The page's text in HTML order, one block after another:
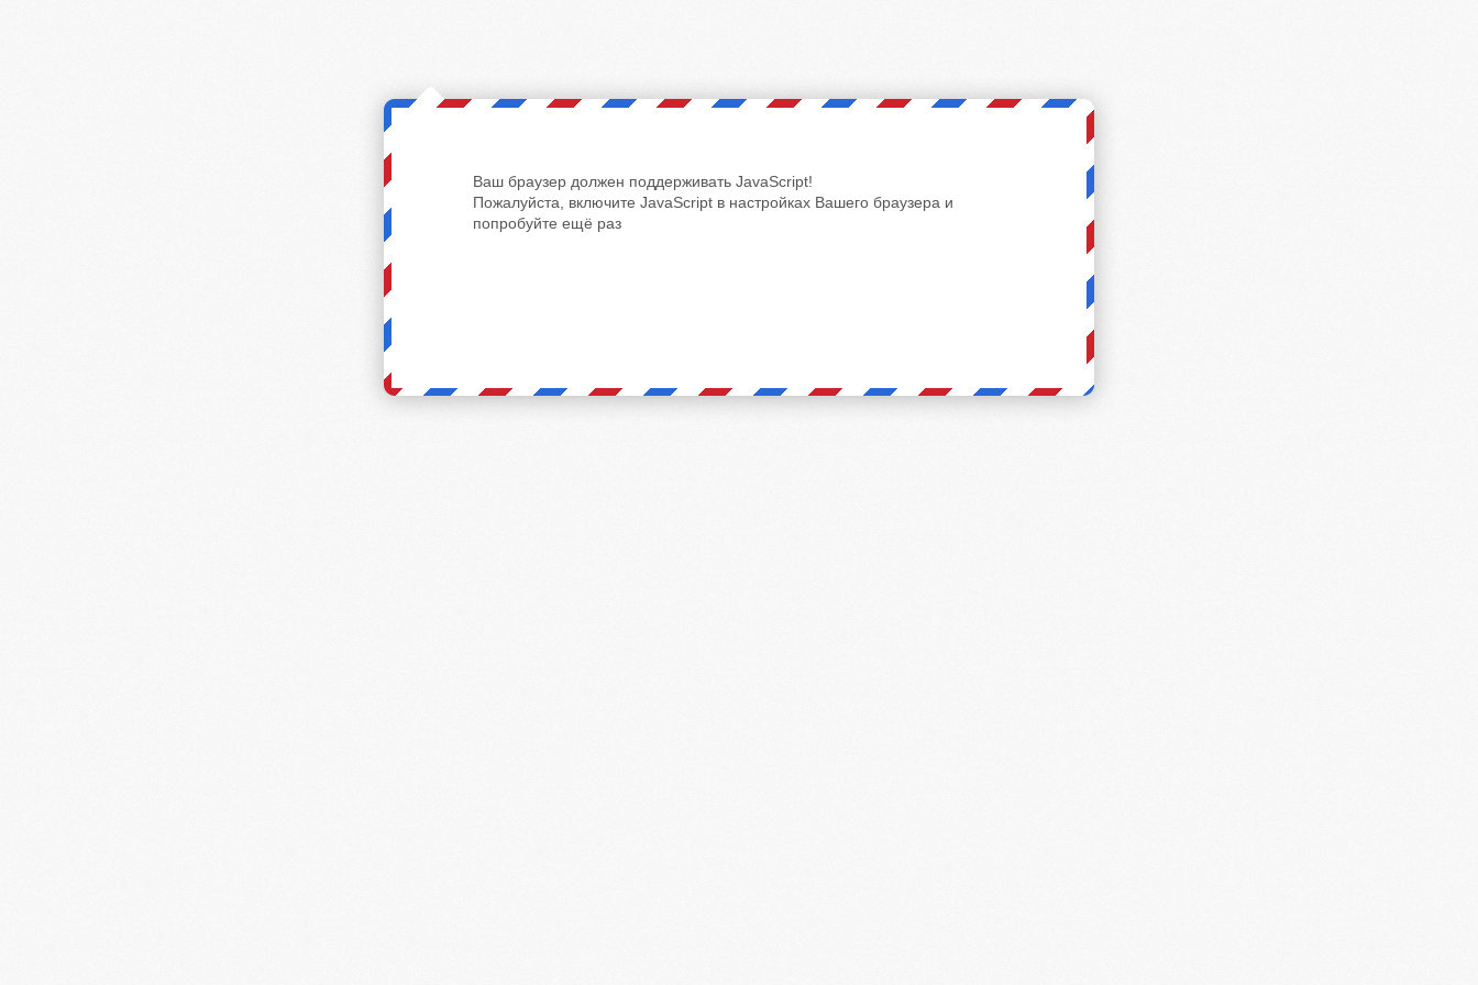
Ваш браузер должен поддерживать JavaScript!
Пожалуйста, включите JavaScript в настройках Вашего браузера и
попробуйте ещё раз